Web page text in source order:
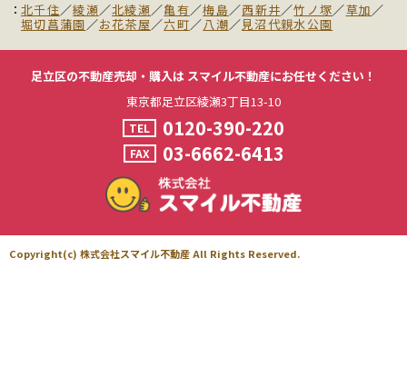
北千住／綾瀬／北綾瀬／亀有／梅島／西新井／竹ノ塚／草加／
堀切菖蒲園／お花茶屋／六町／八潮／見沼代親水公園
足立区の不動産売却・購入は スマイル不動産にお任せください！
東京都足立区綾瀬3丁目13-10
TEL 0120-390-220
FAX 03-6662-6413
Copyright(c) 株式会社スマイル不動産 All Rights Reserved.